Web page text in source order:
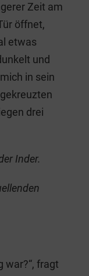
tt
er
Zeit am
öffnet,
etwas
und
in sein
drei
Inder.
war?“, fragt